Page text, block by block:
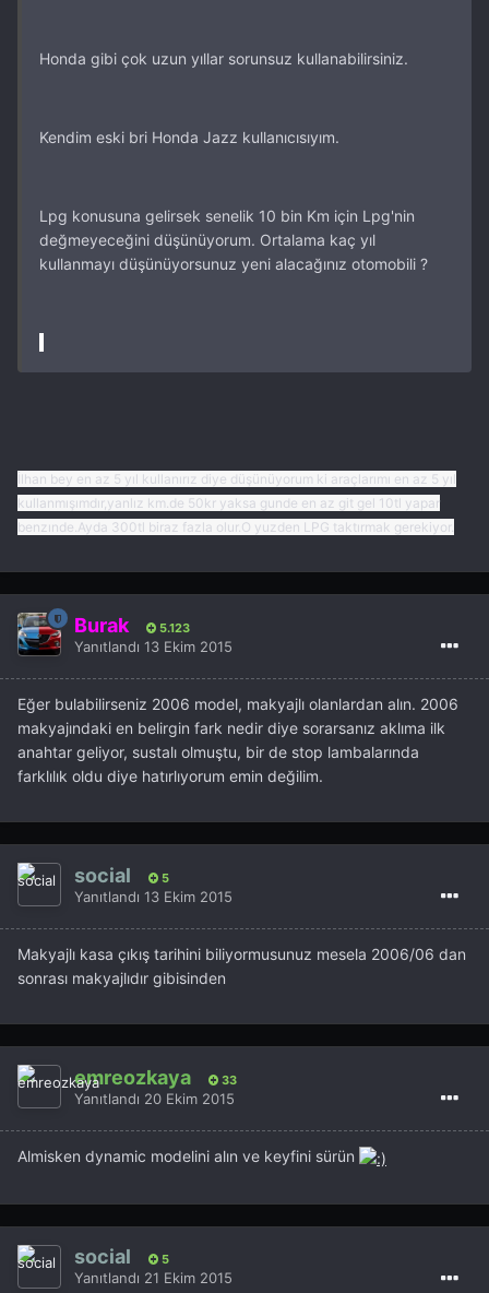
Honda gibi çok uzun yıllar sorunsuz kullanabilirsiniz.
Kendim eski bri Honda Jazz kullanıcısıyım.
Lpg konusuna gelirsek senelik 10 bin Km için Lpg'nin
değmeyeceğini düşünüyorum. Ortalama kaç yıl
kullanmayı düşünüyorsunuz yeni alacağınız otomobili ?
İlhan bey en az 5 yıl kullanırız diye düşünüyorum ki araçlarımı en az 5 yıl
kullanmışımdır,yanlız km.de 50kr yaksa gunde en az git gel 10tl yapar
benzınde.Ayda 300tl biraz fazla olur.O yuzden LPG taktırmak gerekiyor.
Burak 5.123
Yanıtlandı 13 Ekim 2015
Eğer bulabilirseniz 2006 model, makyajlı olanlardan alın. 2006
makyajındaki en belirgin fark nedir diye sorarsanız aklıma ilk
anahtar geliyor, sustalı olmuştu, bir de stop lambalarında
farklılık oldu diye hatırlıyorum emin değilim.
social 5
Yanıtlandı 13 Ekim 2015
Makyajlı kasa çıkış tarihini biliyormusunuz mesela 2006/06 dan
sonrası makyajlıdır gibisinden
emreozkaya 33
Yanıtlandı 20 Ekim 2015
Almisken dynamic modelini alın ve keyfini sürün
social 5
Yanıtlandı 21 Ekim 2015